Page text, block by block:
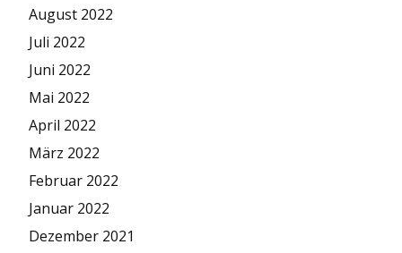
August 2022
Juli 2022
Juni 2022
Mai 2022
April 2022
März 2022
Februar 2022
Januar 2022
Dezember 2021